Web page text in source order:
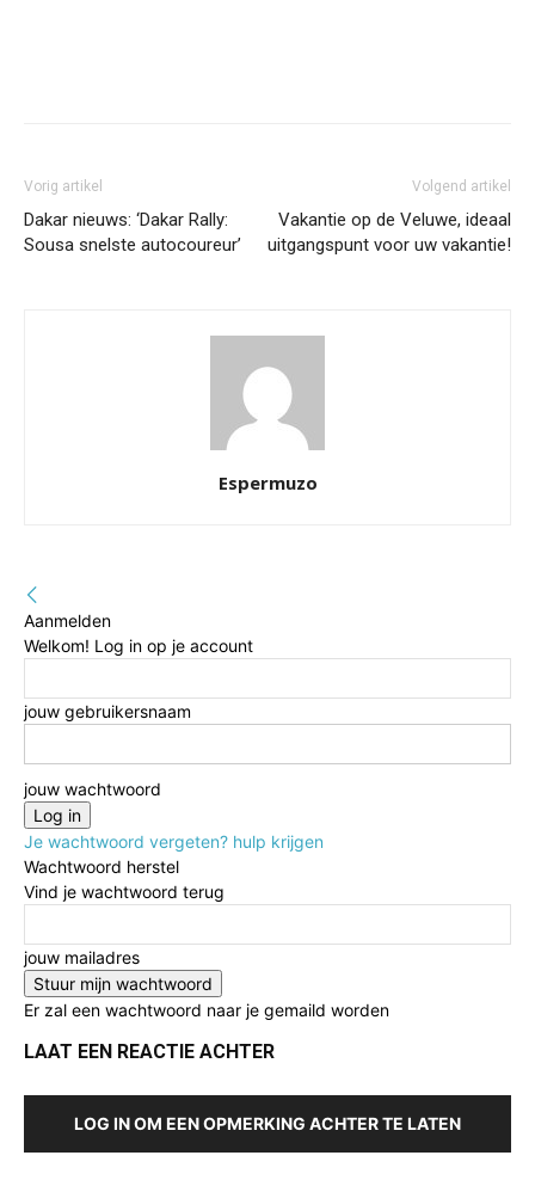
Vorig artikel
Dakar nieuws: ‘Dakar Rally:
Sousa snelste autocoureur’
Volgend artikel
Vakantie op de Veluwe, ideaal
uitgangspunt voor uw vakantie!
Espermuzo
Aanmelden
Welkom! Log in op je account
jouw gebruikersnaam
jouw wachtwoord
Je wachtwoord vergeten? hulp krijgen
Wachtwoord herstel
Vind je wachtwoord terug
jouw mailadres
Er zal een wachtwoord naar je gemaild worden
LAAT EEN REACTIE ACHTER
LOG IN OM EEN OPMERKING ACHTER TE LATEN